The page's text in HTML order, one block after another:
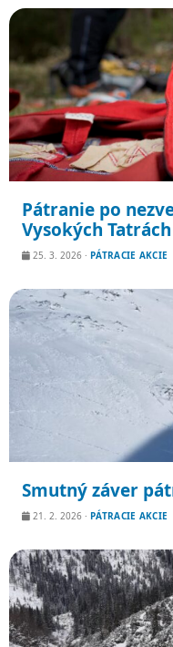
Pátranie po
Vysokých Tatrách
25. 3. 2026 · PÁTRACIE AKCIE
Smutný záver
21. 2. 2026 · PÁTRACIE AKCIE